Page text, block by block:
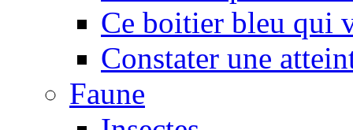
Ce boitier bleu qui
Constater une
Faune